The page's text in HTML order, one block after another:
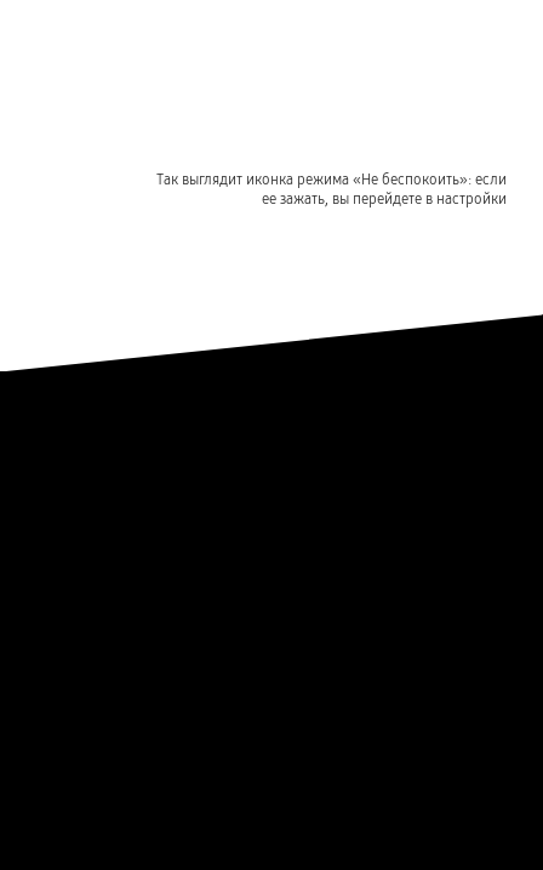
Так выглядит иконка режима «Не беспокоить»: если
ее зажать, вы перейдете в настройки